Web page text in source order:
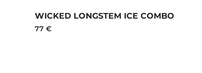
WICKED LONGSTEM ICE COMBO
77 €